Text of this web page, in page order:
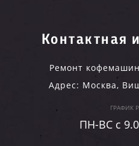
Контактная
Ремонт
Адрес: Москва,
ГРАФИК
ПН-ВC c